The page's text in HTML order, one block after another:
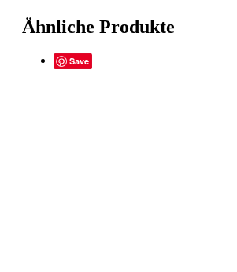
Ähnliche Produkte
Save